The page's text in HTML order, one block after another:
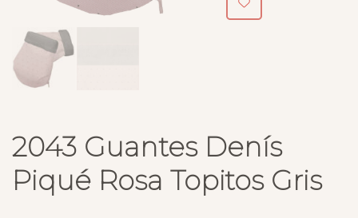
2043 Guantes Denís
Piqué Rosa Topitos Gris